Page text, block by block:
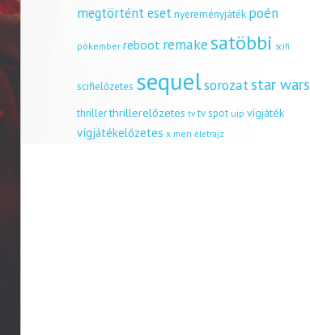
megtörtént esetnyereményjáték poén
pókember reboot remakesatöbbi scifi
scifielőzetes sequelsorozatstar wars
thrillerthrillerelőzetes tv tv spot uip vígjáték
vígjátékelőzetes x men életrajz